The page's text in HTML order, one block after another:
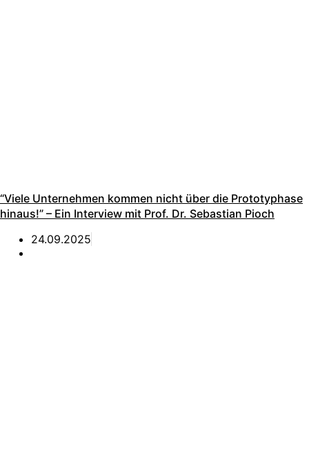
“Viele Unternehmen kommen nicht über die Prototyphase
hinaus!” – Ein Interview mit Prof. Dr. Sebastian Pioch
24.09.2025